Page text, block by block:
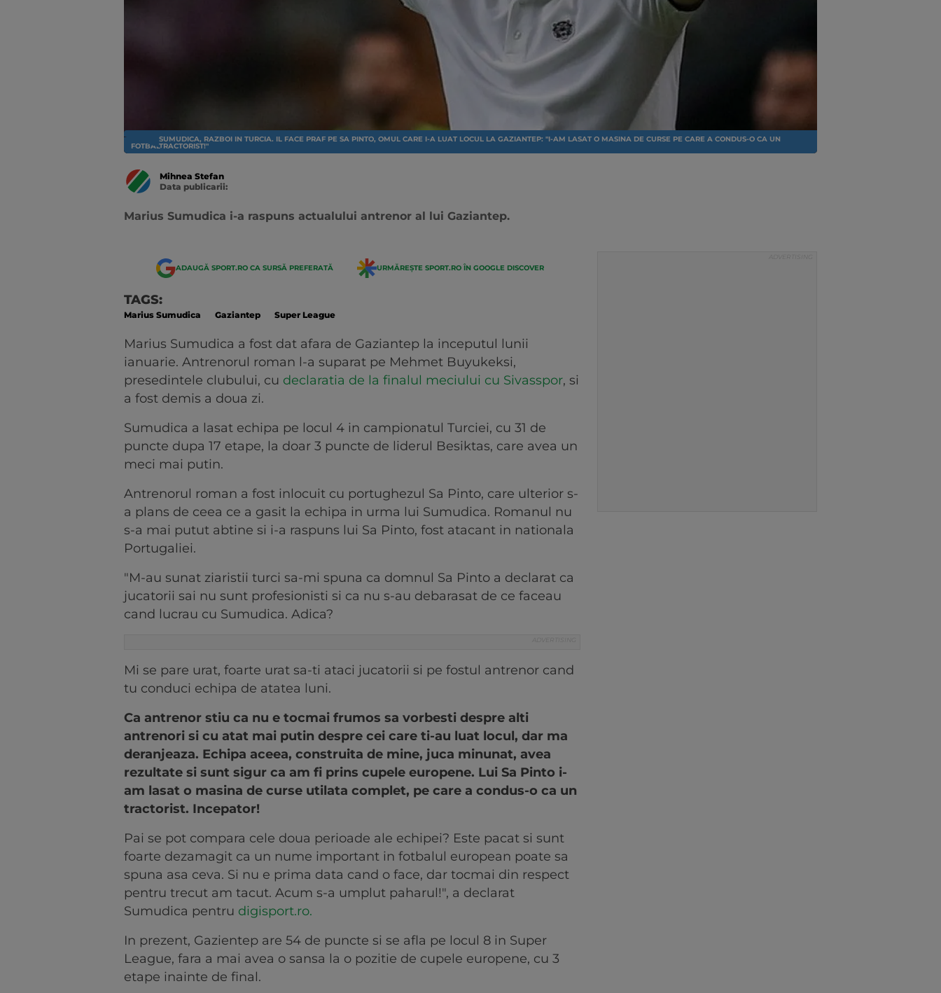
FOTBAL EXTERN
SUMUDICA, RAZBOI IN TURCIA. IL FACE PRAF PE SA PINTO, OMUL CARE I-A LUAT LOCUL LA GAZIANTEP: "I-AM LASAT O MASINA DE CURSE PE CARE A CONDUS-O CA UN
TRACTORIST!"
Mihnea Stefan
Data publicarii:
Marius Sumudica i-a raspuns actualului antrenor al lui Gaziantep.
ADAUGĂ SPORT.RO CA SURSĂ PREFERATĂ URMĂREȘTE SPORT.RO ÎN GOOGLE DISCOVER
TAGS:
Marius Sumudica Gaziantep Super League
Marius Sumudica a fost dat afara de Gaziantep la inceputul lunii
ianuarie. Antrenorul roman l-a suparat pe Mehmet Buyukeksi,
presedintele clubului, cu declaratia de la finalul meciului cu Sivasspor, si
a fost demis a doua zi.
Sumudica a lasat echipa pe locul 4 in campionatul Turciei, cu 31 de
puncte dupa 17 etape, la doar 3 puncte de liderul Besiktas, care avea un
meci mai putin.
Antrenorul roman a fost inlocuit cu portughezul Sa Pinto, care ulterior s-
a plans de ceea ce a gasit la echipa in urma lui Sumudica. Romanul nu
s-a mai putut abtine si i-a raspuns lui Sa Pinto, fost atacant in nationala
Portugaliei.
"M-au sunat ziaristii turci sa-mi spuna ca domnul Sa Pinto a declarat ca
jucatorii sai nu sunt profesionisti si ca nu s-au debarasat de ce faceau
cand lucrau cu Sumudica. Adica?
Mi se pare urat, foarte urat sa-ti ataci jucatorii si pe fostul antrenor cand
tu conduci echipa de atatea luni.
Ca antrenor stiu ca nu e tocmai frumos sa vorbesti despre alti
antrenori si cu atat mai putin despre cei care ti-au luat locul, dar ma
deranjeaza. Echipa aceea, construita de mine, juca minunat, avea
rezultate si sunt sigur ca am fi prins cupele europene. Lui Sa Pinto i-
am lasat o masina de curse utilata complet, pe care a condus-o ca un
tractorist. Incepator!
Pai se pot compara cele doua perioade ale echipei? Este pacat si sunt
foarte dezamagit ca un nume important in fotbalul european poate sa
spuna asa ceva. Si nu e prima data cand o face, dar tocmai din respect
pentru trecut am tacut. Acum s-a umplut paharul!", a declarat
Sumudica pentru digisport.ro.
In prezent, Gazientep are 54 de puncte si se afla pe locul 8 in Super
League, fara a mai avea o sansa la o pozitie de cupele europene, cu 3
etape inainte de final.